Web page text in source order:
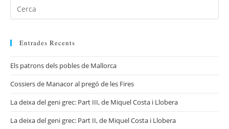
Entrades Recents
Els patrons dels pobles de Mallorca
Cossiers de Manacor al pregó de les Fires
La deixa del geni grec: Part III, de Miquel Costa i Llobera
La deixa del geni grec: Part II, de Miquel Costa i Llobera